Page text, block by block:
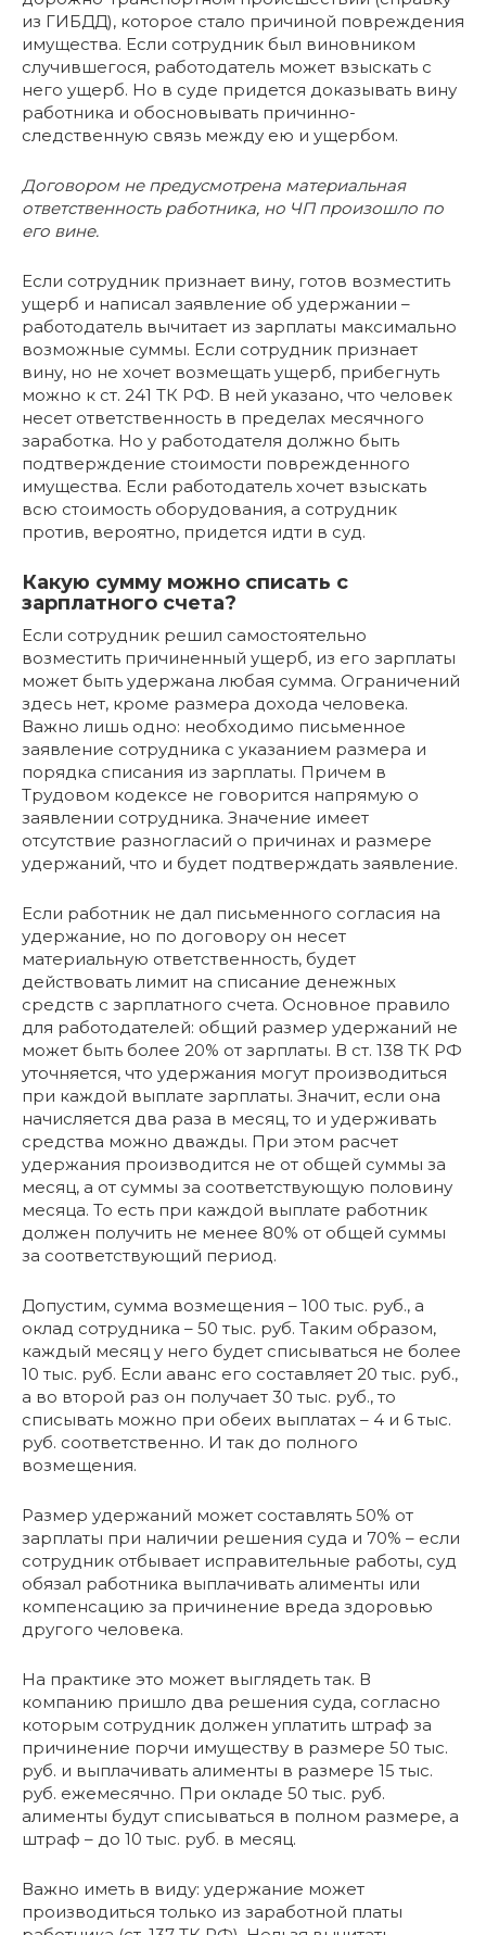
из ГИБДД), которое стало причиной повреждения
имущества. Если сотрудник был виновником
случившегося, работодатель может взыскать с
него ущерб. Но в суде придется доказывать вину
работника и обосновывать причинно-
следственную связь между ею и ущербом.
Договором не предусмотрена материальная
ответственность работника, но ЧП произошло по
его вине.
Если сотрудник признает вину, готов возместить
ущерб и написал заявление об удержании –
работодатель вычитает из зарплаты максимально
возможные суммы. Если сотрудник признает
вину, но не хочет возмещать ущерб, прибегнуть
можно к ст. 241 ТК РФ. В ней указано, что человек
несет ответственность в пределах месячного
заработка. Но у работодателя должно быть
подтверждение стоимости поврежденного
имущества. Если работодатель хочет взыскать
всю стоимость оборудования, а сотрудник
против, вероятно, придется идти в суд.
Какую сумму можно списать с
зарплатного счета?
Если сотрудник решил самостоятельно
возместить причиненный ущерб, из его зарплаты
может быть удержана любая сумма. Ограничений
здесь нет, кроме размера дохода человека.
Важно лишь одно: необходимо письменное
заявление сотрудника с указанием размера и
порядка списания из зарплаты. Причем в
Трудовом кодексе не говорится напрямую о
заявлении сотрудника. Значение имеет
отсутствие разногласий о причинах и размере
удержаний, что и будет подтверждать заявление.
Если работник не дал письменного согласия на
удержание, но по договору он несет
материальную ответственность, будет
действовать лимит на списание денежных
средств с зарплатного счета. Основное правило
для работодателей: общий размер удержаний не
может быть более 20% от зарплаты. В ст. 138 ТК РФ
уточняется, что удержания могут производиться
при каждой выплате зарплаты. Значит, если она
начисляется два раза в месяц, то и удерживать
средства можно дважды. При этом расчет
удержания производится не от общей суммы за
месяц, а от суммы за соответствующую половину
месяца. То есть при каждой выплате работник
должен получить не менее 80% от общей суммы
за соответствующий период.
Допустим, сумма возмещения – 100 тыс. руб., а
оклад сотрудника – 50 тыс. руб. Таким образом,
каждый месяц у него будет списываться не более
10 тыс. руб. Если аванс его составляет 20 тыс. руб.,
а во второй раз он получает 30 тыс. руб., то
списывать можно при обеих выплатах – 4 и 6 тыс.
руб. соответственно. И так до полного
возмещения.
Размер удержаний может составлять 50% от
зарплаты при наличии решения суда и 70% – если
сотрудник отбывает исправительные работы, суд
обязал работника выплачивать алименты или
компенсацию за причинение вреда здоровью
другого человека.
На практике это может выглядеть так. В
компанию пришло два решения суда, согласно
которым сотрудник должен уплатить штраф за
причинение порчи имуществу в размере 50 тыс.
руб. и выплачивать алименты в размере 15 тыс.
руб. ежемесячно. При окладе 50 тыс. руб.
алименты будут списываться в полном размере, а
штраф – до 10 тыс. руб. в месяц.
Важно иметь в виду: удержание может
производиться только из заработной платы